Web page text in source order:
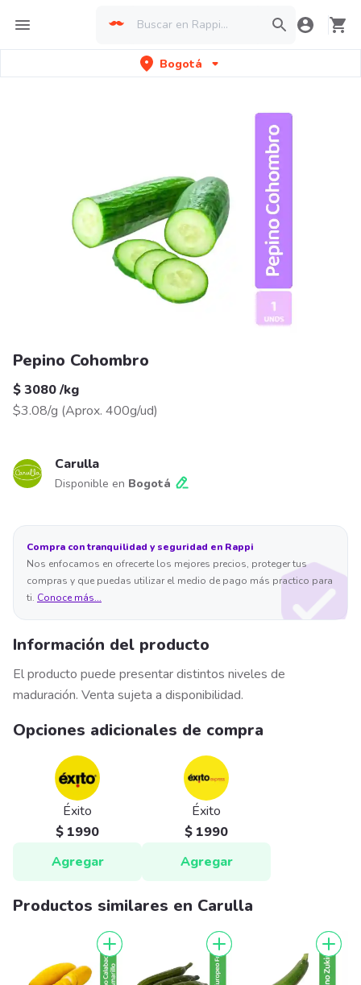
Bogotá
Pepino Cohombro
$ 3080/kg
$3.08/g (Aprox. 400g/ud)
Carulla
Disponible en Bogotá
Compra con tranquilidad y seguridad en Rappi
Nos enfocamos en ofrecerte los mejores precios, proteger tus
compras y que puedas utilizar el medio de pago más practico para
ti. Conoce más...
Información del producto
El producto puede presentar distintos niveles de
maduración. Venta sujeta a disponibilidad.
Opciones adicionales de compra
Éxito
$ 1990
Agregar
Éxito
$ 1990
Agregar
Productos similares en Carulla